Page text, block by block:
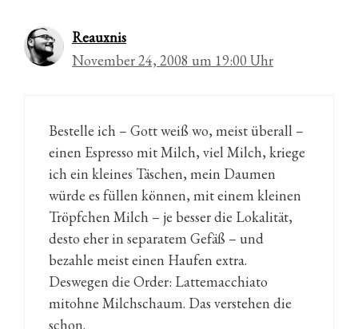
Reauxnis
November 24, 2008 um 19:00 Uhr
Bestelle ich – Gott weiß wo, meist überall –
einen Espresso mit Milch, viel Milch, kriege
ich ein kleines Täschen, mein Daumen
würde es füllen können, mit einem kleinen
Tröpfchen Milch – je besser die Lokalität,
desto eher in separatem Gefäß – und
bezahle meist einen Haufen extra.
Deswegen die Order: Lattemacchiato
mitohne Milchschaum. Das verstehen die
schon.